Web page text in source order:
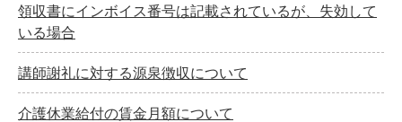
領収書にインボイス番号は記載されているが、失効して
いる場合
講師謝礼に対する源泉徴収について
介護休業給付の賃金月額について